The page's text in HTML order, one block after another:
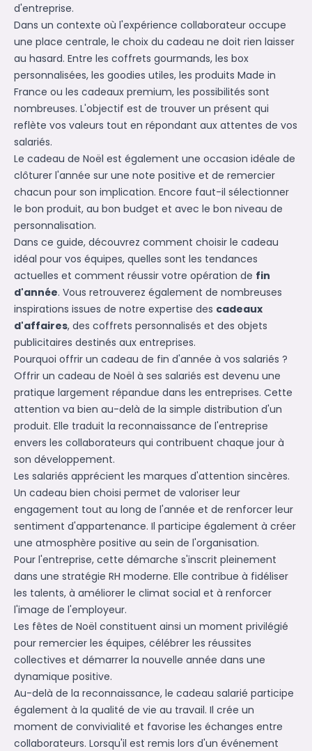
d'entreprise.
Dans un contexte où l'expérience collaborateur occupe
une place centrale, le choix du cadeau ne doit rien laisser
au hasard. Entre les coffrets gourmands, les box
personnalisées, les goodies utiles, les produits Made in
France ou les cadeaux premium, les possibilités sont
nombreuses. L'objectif est de trouver un présent qui
reflète vos valeurs tout en répondant aux attentes de vos
salariés.
Le cadeau de Noël est également une occasion idéale de
clôturer l'année sur une note positive et de remercier
chacun pour son implication. Encore faut-il sélectionner
le bon produit, au bon budget et avec le bon niveau de
personnalisation.
Dans ce guide, découvrez comment choisir le cadeau
idéal pour vos équipes, quelles sont les tendances
actuelles et comment réussir votre opération de fin
d'année. Vous retrouverez également de nombreuses
inspirations issues de notre expertise des cadeaux
d'affaires, des coffrets personnalisés et des objets
publicitaires destinés aux entreprises.
Pourquoi offrir un cadeau de fin d'année à vos salariés ?
Offrir un cadeau de Noël à ses salariés est devenu une
pratique largement répandue dans les entreprises. Cette
attention va bien au-delà de la simple distribution d'un
produit. Elle traduit la reconnaissance de l'entreprise
envers les collaborateurs qui contribuent chaque jour à
son développement.
Les salariés apprécient les marques d'attention sincères.
Un cadeau bien choisi permet de valoriser leur
engagement tout au long de l'année et de renforcer leur
sentiment d'appartenance. Il participe également à créer
une atmosphère positive au sein de l'organisation.
Pour l'entreprise, cette démarche s'inscrit pleinement
dans une stratégie RH moderne. Elle contribue à fidéliser
les talents, à améliorer le climat social et à renforcer
l'image de l'employeur.
Les fêtes de Noël constituent ainsi un moment privilégié
pour remercier les équipes, célébrer les réussites
collectives et démarrer la nouvelle année dans une
dynamique positive.
Au-delà de la reconnaissance, le cadeau salarié participe
également à la qualité de vie au travail. Il crée un
moment de convivialité et favorise les échanges entre
collaborateurs. Lorsqu'il est remis lors d'un événement